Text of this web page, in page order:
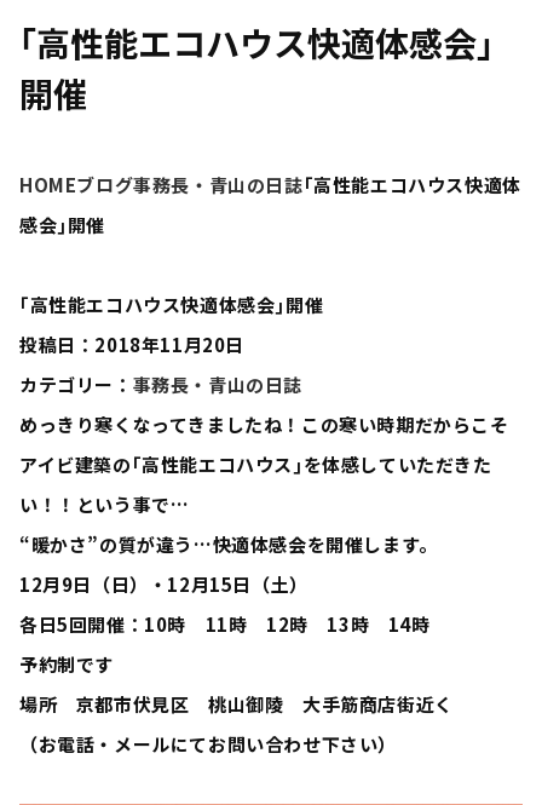
｢高性能エコハウス快適体感会｣
開催
HOMEブログ事務長・青山の日誌｢高性能エコハウス快適体
感会｣開催
｢高性能エコハウス快適体感会｣開催
投稿日：2018年11月20日
カテゴリー： 事務長・青山の日誌
めっきり寒くなってきましたね！この寒い時期だからこそ
アイビ建築の｢高性能エコハウス｣を体感していただきた
い！！という事で…
“暖かさ”の質が違う…快適体感会を開催します。
12月9日（日）・12月15日（土）
各日5回開催：10時 11時 12時 13時 14時
予約制です
場所 京都市伏見区 桃山御陵 大手筋商店街近く
（お電話・メールにてお問い合わせ下さい）